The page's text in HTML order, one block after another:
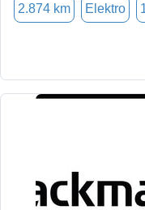
2.874 km Elektro